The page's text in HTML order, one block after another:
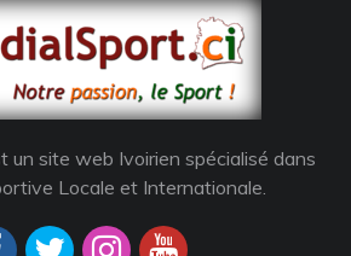
un site web Ivoirien spécialisé dans
Locale et Internationale.